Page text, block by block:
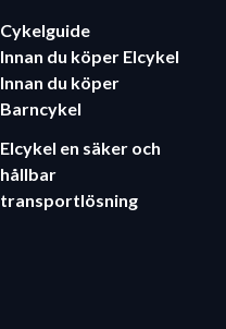
Cykelguide
Innan du köper Elcykel
Innan du köper
Barncykel
Elcykel en säker och
hållbar
transportlösning